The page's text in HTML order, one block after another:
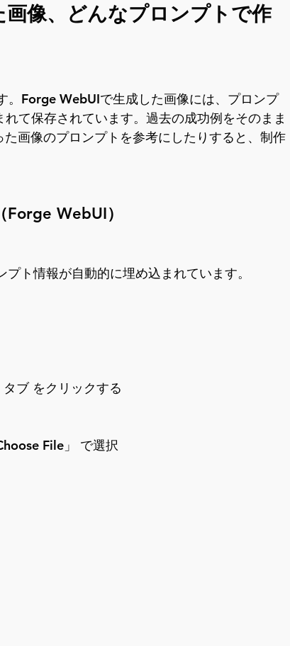
画像、どんなプロンプトで作
。Forge WebUIで生成した画像には、プロンプ
て保存されています。過去の成功例をそのまま
画像のプロンプトを参考にしたりすると、制作
WebUI）
ト情報が自動的に埋め込まれています。
ブ をクリックする
File」 で選択